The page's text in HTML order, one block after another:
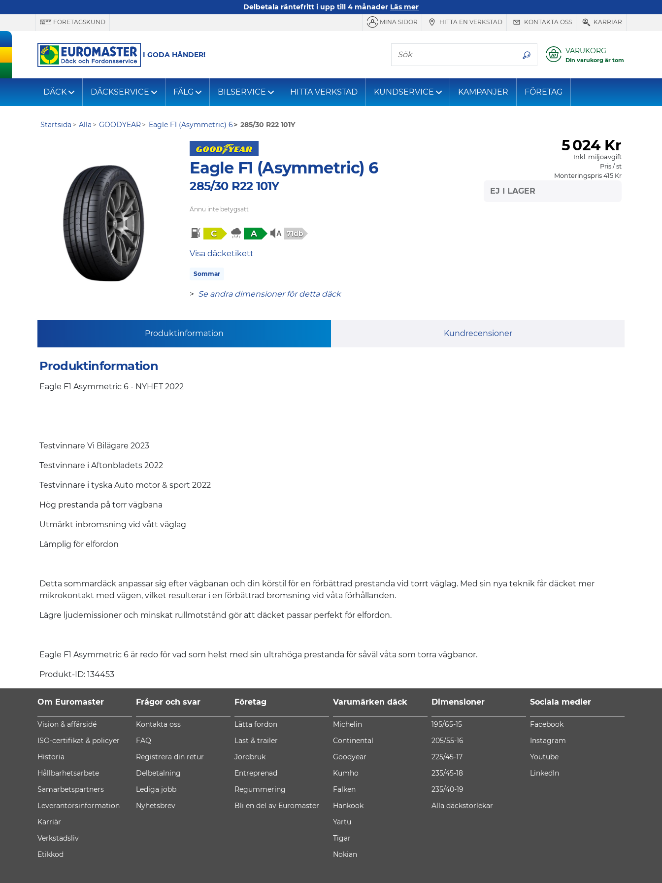
Delbetala räntefritt i upp till 4 månader Läs mer
FÖRETAGSKUND MINA SIDOR HITTA EN VERKSTAD KONTAKTA OSS KARRIÄR
I GODA HÄNDER!
Sök VARUKORG
Din varukorg är tom
DÄCK DÄCKSERVICE FÄLG BILSERVICE HITTA VERKSTAD KUNDSERVICE KAMPANJER FÖRETAG
Startsida Alla GOODYEAR Eagle F1 (Asymmetric) 6 285/30 R22 101Y
Eagle F1 (Asymmetric) 6
285/30 R22 101Y
Ännu inte betygsatt
C A 71db
Visa däcketikett
Sommar
> Se andra dimensioner för detta däck
5024 Kr
Inkl. miljöavgift
Pris / st
Monteringspris 415 Kr
EJ I LAGER
Produktinformation Kundrecensioner
Produktinformation
Eagle F1 Asymmetric 6 - NYHET 2022
Testvinnare Vi Bilägare 2023
Testvinnare i Aftonbladets 2022
Testvinnare i tyska Auto motor & sport 2022
Hög prestanda på torr vägbana
Utmärkt inbromsning vid vått väglag
Lämplig för elfordon
Detta sommardäck anpassar sig efter vägbanan och din körstil för en förbättrad prestanda vid torrt väglag. Med sin nya teknik får däcket mer
mikrokontakt med vägen, vilket resulterar i en förbättrad bromsning vid våta förhållanden.
Lägre ljudemissioner och minskat rullmotstånd gör att däcket passar perfekt för elfordon.
Eagle F1 Asymmetric 6 är redo för vad som helst med sin ultrahöga prestanda för såväl våta som torra vägbanor.
Produkt-ID: 134453
Om Euromaster
Vision & affärsidé
ISO-certifikat & policyer
Historia
Hållbarhetsarbete
Samarbetspartners
Leverantörsinformation
Karriär
Verkstadsliv
Etikkod
Frågor och svar
Kontakta oss
FAQ
Registrera din retur
Delbetalning
Lediga jobb
Nyhetsbrev
Företag
Lätta fordon
Last & trailer
Jordbruk
Entreprenad
Regummering
Bli en del av Euromaster
Varumärken däck
Michelin
Continental
Goodyear
Kumho
Falken
Hankook
Yartu
Tigar
Nokian
Dimensioner
195/65-15
205/55-16
225/45-17
235/45-18
235/40-19
Alla däckstorlekar
Sociala medier
Facebook
Instagram
Youtube
LinkedIn